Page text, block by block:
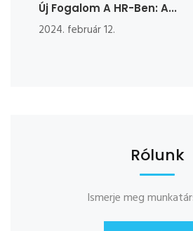
Új Fogalom A HR-Ben: A...
2024. február 12.
Rólunk
Ismerje meg